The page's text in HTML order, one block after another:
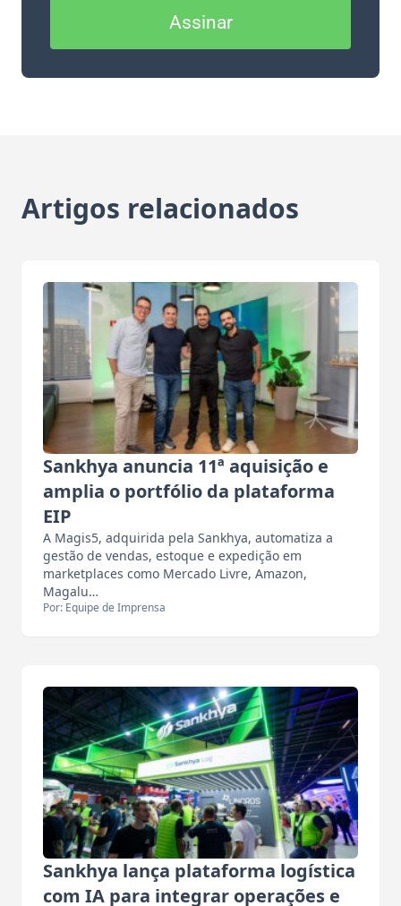
Assinar
Artigos relacionados
Sankhya anuncia 11ª aquisição e
amplia o portfólio da plataforma
EIP
A Magis5, adquirida pela Sankhya, automatiza a
gestão de vendas, estoque e expedição em
marketplaces como Mercado Livre, Amazon,
Magalu…
Por: Equipe de Imprensa
Sankhya lança plataforma logística
com IA para integrar operações e